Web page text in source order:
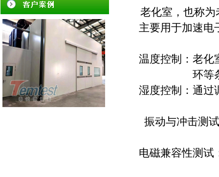
老化室‌，也称
主要用于加速电
温度控制‌：老化
环等
湿度控制‌：通过
振动与冲击测
电磁兼容性测试‌